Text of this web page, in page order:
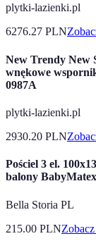
plytki-lazienki.pl
6276.27 PLN
New Trendy New
wnękowe
0987A
plytki-lazienki.pl
2930.20 PLN
Pościel 3 el.
balony BabyMatex
Bella Storia PL
215.00 PLN